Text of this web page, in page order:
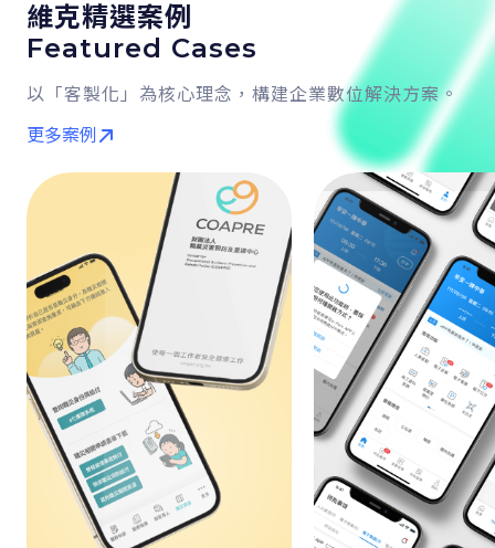
維克精選案例
Featured Cases
以「客製化」為核心理念，構建企業數位解決方案。
更多案例